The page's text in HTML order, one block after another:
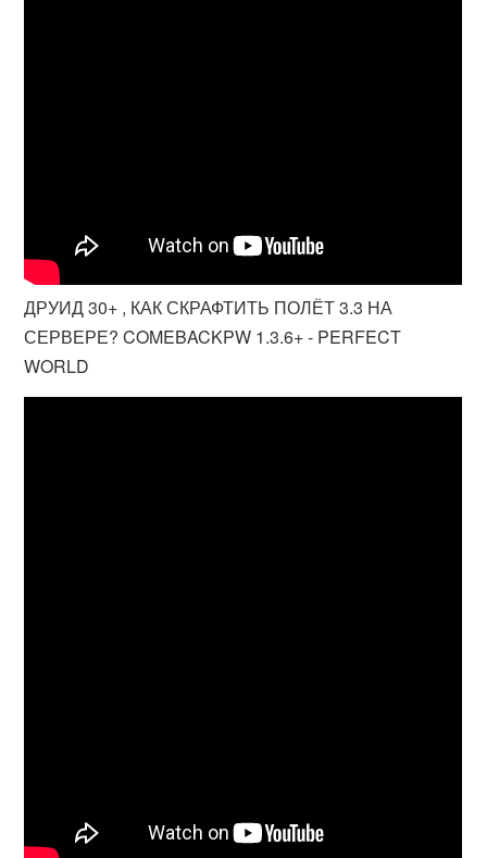
ДРУИД 30+ , КАК СКРАФТИТЬ ПОЛЁТ 3.3 НА
СЕРВЕРЕ? COMEBACKPW 1.3.6+ - PERFECT
WORLD